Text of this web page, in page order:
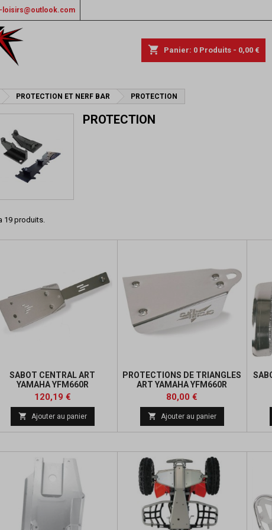
loisirs@outlook.com
shopping_cart Panier: 0 Produits - 0,00 €
PROTECTION ET NERF BAR PROTECTION
PROTECTION
19 produits.
SABOT CENTRAL ART
YAMAHA YFM660R
Prix
120,19 €Prix
de
base
 Ajouter au panier
PROTECTIONS DE TRIANGLES
ART YAMAHA YFM660R
RAPTOR
Prix
80,00 €
base
 Ajouter au panier